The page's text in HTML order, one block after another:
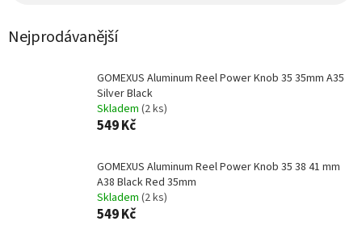
Nejprodávanější
GOMEXUS Aluminum Reel Power Knob 35 35mm A35
Silver Black
Skladem (2 ks)
549 Kč
GOMEXUS Aluminum Reel Power Knob 35 38 41 mm
A38 Black Red 35mm
Skladem (2 ks)
549 Kč